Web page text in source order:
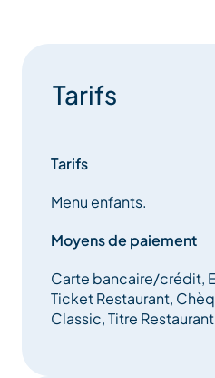
Tarifs
Tarifs
Menu enfants.
Moyens de paiement
Carte bancaire/crédit,
Ticket Restaurant,
Classic, Titre Restaurant